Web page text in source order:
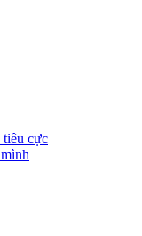
tiêu cực